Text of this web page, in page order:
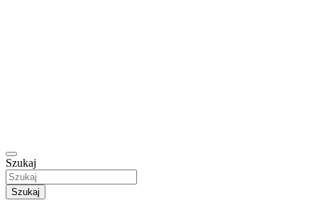
Szukaj
Szukaj